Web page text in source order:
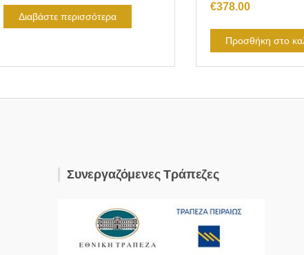
was:
€19.80.
τιμή
είναι:
Διαβάστε περισσότερα
€378.00
Προσθήκη στο
Συνεργαζόμενες Τράπεζες